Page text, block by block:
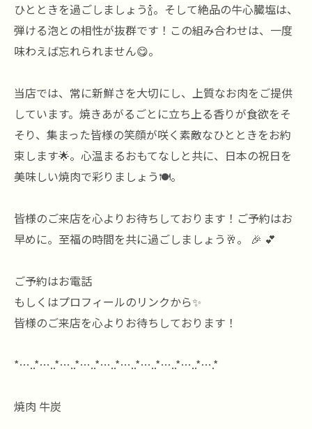
ひとときを過ごしましょう🍾。そして絶品の牛心臓塩は、
弾ける泡との相性が抜群です！この組み合わせは、一度
味わえば忘れられません😋。
当店では、常に新鮮さを大切にし、上質なお肉をご提供
しています。焼きあがるごとに立ち上る香りが食欲をそ
そり、集まった皆様の笑顔が咲く素敵なひとときをお約
束します🌟。心温まるおもてなしと共に、日本の祝日を
美味しい焼肉で彩りましょう🍽。
皆様のご来店を心よりお待ちしております！ご予約はお
早めに。至福の時間を共に過ごしましょう🥂。 🎉 💕
ご予約はお電話
もしくはプロフィールのリンクから✨
皆様のご来店を心よりお待ちしております！
*…..*…..*…..*…..*…..*…..*…..*…..*…..*….*
焼肉 牛炭